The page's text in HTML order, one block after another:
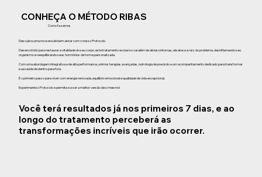
CONHEÇA O MÉTODO RIBAS
Como fazemos
Descubra uma nova era de bem-estar com o nosso Protocolo.
Desenvolvido para restaurar a vitalidade do seu corpo, este tratamento exclusivo vai além de aliviar sintomas, ele ataca a raiz do problema, desinflamando seu
organismo e reequilibrando seus hormônios de forma personalizada.
Com uma abordagem integrativa e de alta performance, unimos terapias avançadas, nutrologia de precisão e um acompanhamento dedicado para transformar
sua saúde de dentro para fora.
É o primeiro passo para viver com energia renovada, equilíbrio emocional e qualidade de vida excepcional.
Experimente o Protocolo e permita-se ser a melhor versão de si mesmo!
Você terá resultados já nos primeiros 7 dias, e ao
longo do tratamento perceberá as
transformações incríveis que irão ocorrer.